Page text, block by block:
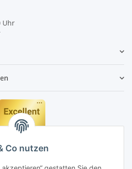
Co nutzen
Uhr